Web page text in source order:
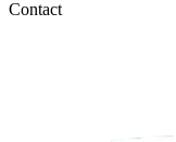
Contact